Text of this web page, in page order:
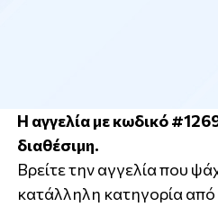
Η αγγελία με κωδικό
διαθέσιμη.
Βρείτε την αγγελία που
κατάλληλη κατηγορία